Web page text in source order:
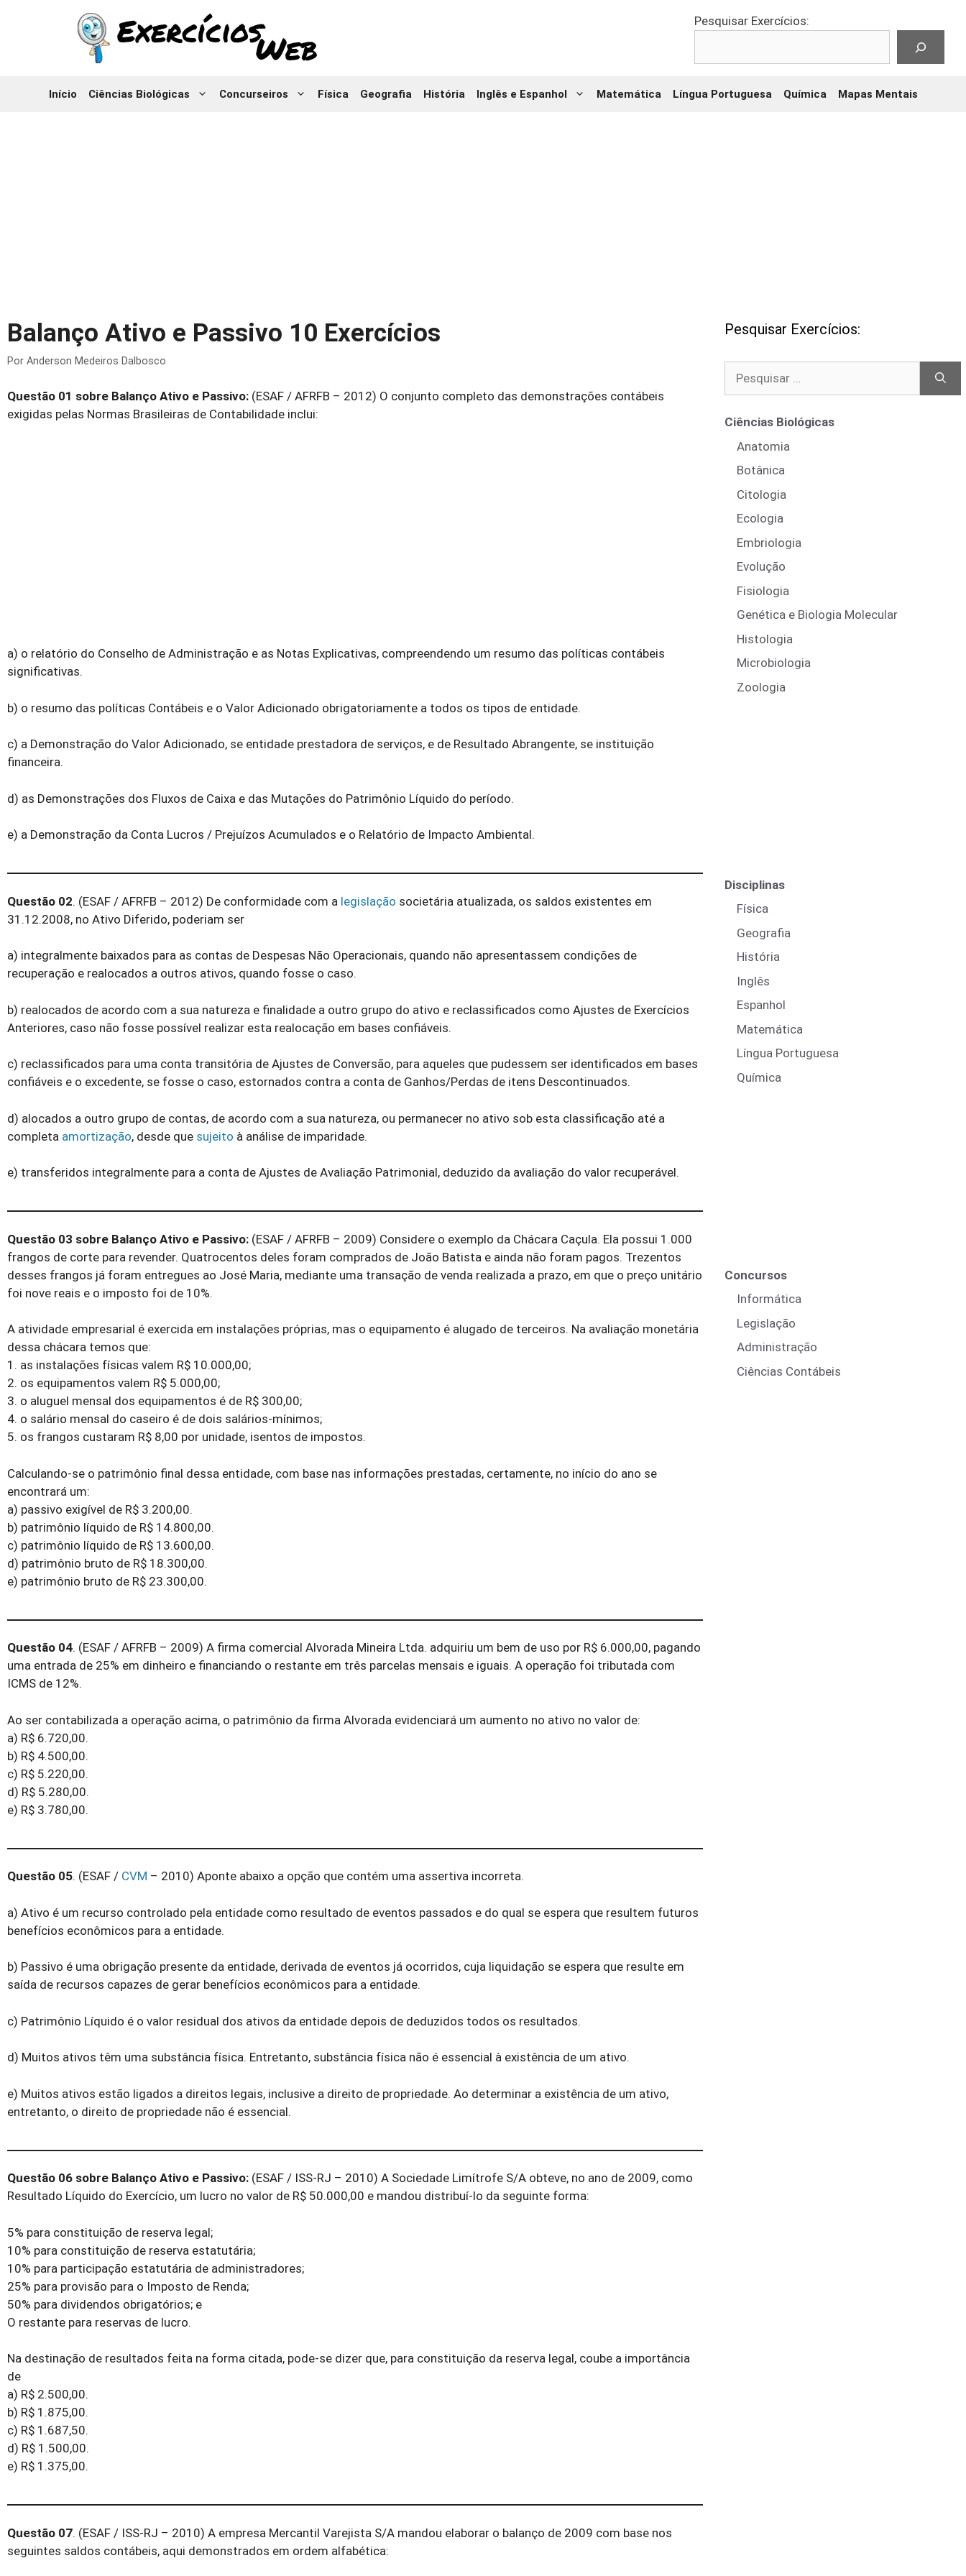
Pesquisar Exercícios:
Início Ciências Biológicas Concurseiros Física Geografia História Inglês e Espanhol Matemática Língua Portuguesa Química Mapas Mentais
Balanço Ativo e Passivo 10 Exercícios
Por Anderson Medeiros Dalbosco
Questão 01 sobre Balanço Ativo e Passivo: (ESAF / AFRFB – 2012) O conjunto completo das demonstrações contábeis
exigidas pelas Normas Brasileiras de Contabilidade inclui:
a) o relatório do Conselho de Administração e as Notas Explicativas, compreendendo um resumo das políticas contábeis
significativas.
b) o resumo das políticas Contábeis e o Valor Adicionado obrigatoriamente a todos os tipos de entidade.
c) a Demonstração do Valor Adicionado, se entidade prestadora de serviços, e de Resultado Abrangente, se instituição
financeira.
d) as Demonstrações dos Fluxos de Caixa e das Mutações do Patrimônio Líquido do período.
e) a Demonstração da Conta Lucros / Prejuízos Acumulados e o Relatório de Impacto Ambiental.
Questão 02. (ESAF / AFRFB – 2012) De conformidade com a legislação societária atualizada, os saldos existentes em
31.12.2008, no Ativo Diferido, poderiam ser
a) integralmente baixados para as contas de Despesas Não Operacionais, quando não apresentassem condições de
recuperação e realocados a outros ativos, quando fosse o caso.
b) realocados de acordo com a sua natureza e finalidade a outro grupo do ativo e reclassificados como Ajustes de Exercícios
Anteriores, caso não fosse possível realizar esta realocação em bases confiáveis.
c) reclassificados para uma conta transitória de Ajustes de Conversão, para aqueles que pudessem ser identificados em bases
confiáveis e o excedente, se fosse o caso, estornados contra a conta de Ganhos/Perdas de itens Descontinuados.
d) alocados a outro grupo de contas, de acordo com a sua natureza, ou permanecer no ativo sob esta classificação até a
completa amortização, desde que sujeito à análise de imparidade.
e) transferidos integralmente para a conta de Ajustes de Avaliação Patrimonial, deduzido da avaliação do valor recuperável.
Questão 03 sobre Balanço Ativo e Passivo: (ESAF / AFRFB – 2009) Considere o exemplo da Chácara Caçula. Ela possui 1.000
frangos de corte para revender. Quatrocentos deles foram comprados de João Batista e ainda não foram pagos. Trezentos
desses frangos já foram entregues ao José Maria, mediante uma transação de venda realizada a prazo, em que o preço unitário
foi nove reais e o imposto foi de 10%.
A atividade empresarial é exercida em instalações próprias, mas o equipamento é alugado de terceiros. Na avaliação monetária
dessa chácara temos que:
1. as instalações físicas valem R$ 10.000,00;
2. os equipamentos valem R$ 5.000,00;
3. o aluguel mensal dos equipamentos é de R$ 300,00;
4. o salário mensal do caseiro é de dois salários-mínimos;
5. os frangos custaram R$ 8,00 por unidade, isentos de impostos.
Calculando-se o patrimônio final dessa entidade, com base nas informações prestadas, certamente, no início do ano se
encontrará um:
a) passivo exigível de R$ 3.200,00.
b) patrimônio líquido de R$ 14.800,00.
c) patrimônio líquido de R$ 13.600,00.
d) patrimônio bruto de R$ 18.300,00.
e) patrimônio bruto de R$ 23.300,00.
Questão 04. (ESAF / AFRFB – 2009) A firma comercial Alvorada Mineira Ltda. adquiriu um bem de uso por R$ 6.000,00, pagando
uma entrada de 25% em dinheiro e financiando o restante em três parcelas mensais e iguais. A operação foi tributada com
ICMS de 12%.
Ao ser contabilizada a operação acima, o patrimônio da firma Alvorada evidenciará um aumento no ativo no valor de:
a) R$ 6.720,00.
b) R$ 4.500,00.
c) R$ 5.220,00.
d) R$ 5.280,00.
e) R$ 3.780,00.
Questão 05. (ESAF / CVM – 2010) Aponte abaixo a opção que contém uma assertiva incorreta.
a) Ativo é um recurso controlado pela entidade como resultado de eventos passados e do qual se espera que resultem futuros
benefícios econômicos para a entidade.
b) Passivo é uma obrigação presente da entidade, derivada de eventos já ocorridos, cuja liquidação se espera que resulte em
saída de recursos capazes de gerar benefícios econômicos para a entidade.
c) Patrimônio Líquido é o valor residual dos ativos da entidade depois de deduzidos todos os resultados.
d) Muitos ativos têm uma substância física. Entretanto, substância física não é essencial à existência de um ativo.
e) Muitos ativos estão ligados a direitos legais, inclusive a direito de propriedade. Ao determinar a existência de um ativo,
entretanto, o direito de propriedade não é essencial.
Questão 06 sobre Balanço Ativo e Passivo: (ESAF / ISS-RJ – 2010) A Sociedade Limítrofe S/A obteve, no ano de 2009, como
Resultado Líquido do Exercício, um lucro no valor de R$ 50.000,00 e mandou distribuí-lo da seguinte forma:
5% para constituição de reserva legal;
10% para constituição de reserva estatutária;
10% para participação estatutária de administradores;
25% para provisão para o Imposto de Renda;
50% para dividendos obrigatórios; e
O restante para reservas de lucro.
Na destinação de resultados feita na forma citada, pode-se dizer que, para constituição da reserva legal, coube a importância
de
a) R$ 2.500,00.
b) R$ 1.875,00.
c) R$ 1.687,50.
d) R$ 1.500,00.
e) R$ 1.375,00.
Questão 07. (ESAF / ISS-RJ – 2010) A empresa Mercantil Varejista S/A mandou elaborar o balanço de 2009 com base nos
seguintes saldos contábeis, aqui demonstrados em ordem alfabética:
Pesquisar Exercícios:
Ciências Biológicas
Anatomia
Botânica
Citologia
Ecologia
Embriologia
Evolução
Fisiologia
Genética e Biologia Molecular
Histologia
Microbiologia
Zoologia
Disciplinas
Física
Geografia
História
Inglês
Espanhol
Matemática
Língua Portuguesa
Química
Concursos
Informática
Legislação
Administração
Ciências Contábeis